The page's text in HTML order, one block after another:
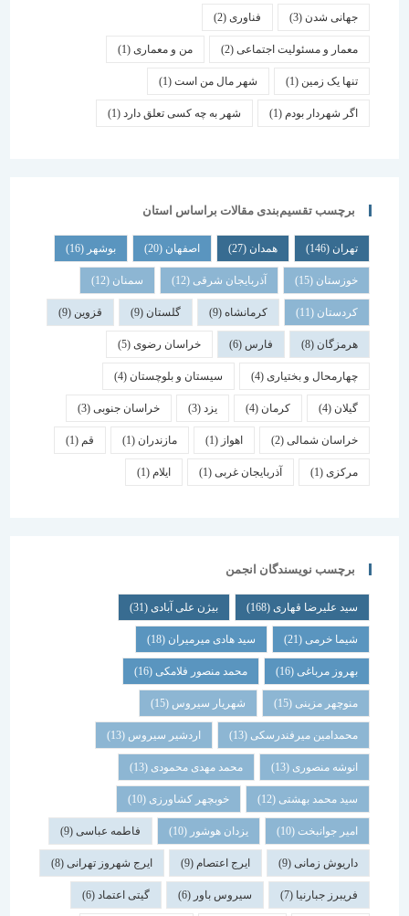
جهانی شدن(3) فناوری(2)
معمار و مسئولیت اجتماعی(2) من و معماری(1)
تنها یک زمین(1) شهر مال من است(1)
اگر شهردار بودم(1) شهر به چه کسی تعلق دارد(1)
برچسب تقسیم‌بندی مقالات براساس استان
تهران(146) همدان(27) اصفهان(20) بوشهر(16)
خوزستان(15) آذربایجان شرقی (12) سمنان(12)
کردستان(11) کرمانشاه(9) گلستان(9) قزوین(9)
هرمزگان(8) فارس (6) خراسان رضوی(5)
چهارمحال و بختیاری(4) سیستان و بلوچستان(4)
گیلان(4) کرمان(4)
(3) خراسان جنوبی(3)
خراسان شمالی(2) اهواز(1) مازندران(1)
(1)
مرکزی(1) آذربایجان غربی (1) ایلام(1)
برچسب نویسندگان انجمن
سید علیرضا قهاری(168) بیژن علی آبادی(31)
شیما خرمی (21) سید هادی میرمیران(18)
بهروز مرباغی(16) محمد منصور فلامکی(16)
منوچهر مزینی(15) شهریار سیروس(15)
محمدامین میرفندرسکی(13) اردشیر سیروس(13)
انوشه منصوری(13) محمد مهدی محمودی(13)
سید محمد بهشتی(12) خوبچهر کشاورزی (10)
امیر جوانبخت(10) یزدان هوشور(10) فاطمه عباسی(9)
داریوش زمانی(9) ایرج اعتصام(9) ایرج شهروز تهرانی (8)
فریبرز جبارنیا(7) سیروس باور(6) گیتی اعتماد(6)